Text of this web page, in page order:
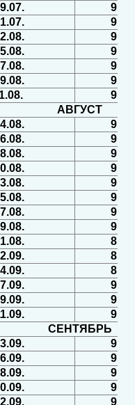
9
9
9
9
9
9
9
АВГУСТ
9
9
9
9
9
9
9
9
8
8
8
9
9
9
СЕНТЯБРЬ
9
9
9
9
9